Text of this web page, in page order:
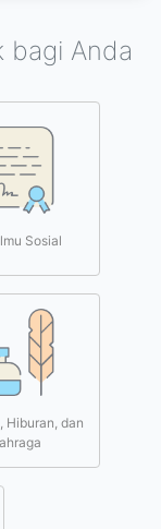
bagi Anda
Sosial
Hiburan, dan